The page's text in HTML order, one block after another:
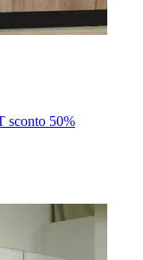
sconto 50%